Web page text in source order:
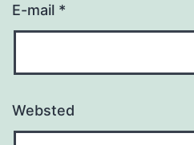
E-mail *
Websted